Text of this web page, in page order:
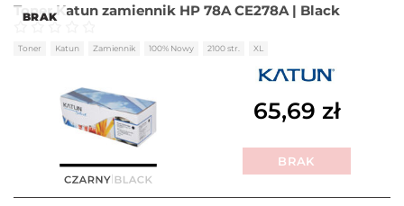
BRAK
Toner Katun zamiennik HP 78A CE278A | Black
Oceniono 0na 5
Toner Katun Zamiennik 100% Nowy 2100 str. XL
65,69 zł
BRAK